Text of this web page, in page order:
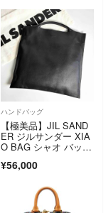
ハンドバッグ
【極美品】JIL SAND
ER ジルサンダー XIA
O BAG シャオ バッ
グ レザー ブラック
¥56,000